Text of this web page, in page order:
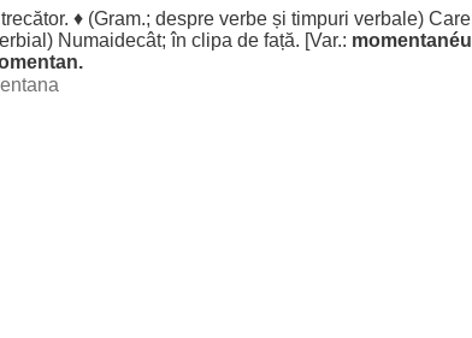
trecător. ♦ (Gram.; despre verbe și timpuri verbale) Care
) Numaidecât; în clipa de față. [Var.: momentanéu
.